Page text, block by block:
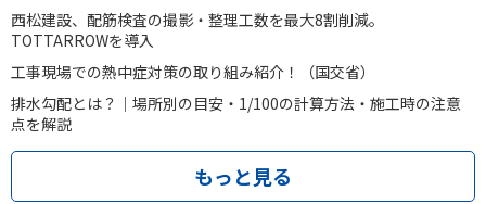
西松建設、配筋検査の撮影・整理工数を最大8割削減。
TOTTARROWを導入
工事現場での熱中症対策の取り組み紹介！（国交省）
排水勾配とは？｜場所別の目安・1/100の計算方法・施工時の注意
点を解説
もっと見る